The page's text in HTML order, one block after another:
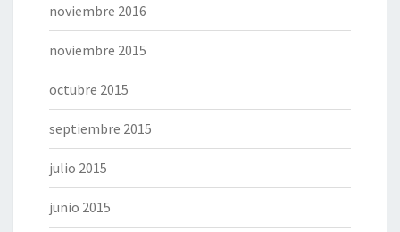
noviembre 2016
noviembre 2015
octubre 2015
septiembre 2015
julio 2015
junio 2015